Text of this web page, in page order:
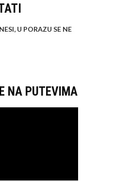
U PORAZU SE NE
NA PUTEVIMA